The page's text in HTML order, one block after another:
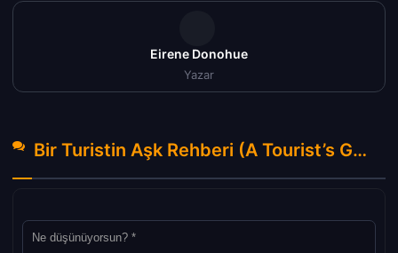
Eirene Donohue
Yazar
Bir Turistin Aşk Rehberi (A Tourist’s Guide to Love) Türkçe Dublaj izle (2023) Hakkında Yorumlar